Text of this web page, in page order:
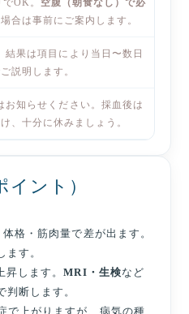
OK。 空腹（朝食なし）で必
合は事前にご案内します。
結果は項目により当日〜数日
説明します。
お知らせください。採血後は
、十分に休みましょう。
ント）
格・筋肉量で差が出ます。
ます。
昇します。MRI・生検など
判断します。
で上がりますが、病気の種